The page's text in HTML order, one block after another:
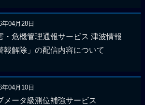
年04月28日
・危機管理通報サービス 津波情報
報解除」の配信内容について
年04月10日
メータ級測位補強サービス